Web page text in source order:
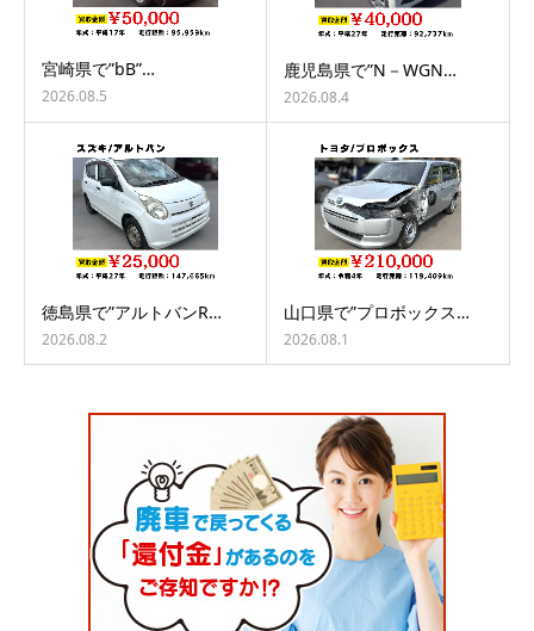
宮崎県で”bB”…
2026.08.5
鹿児島県で”N－WGN…
2026.08.4
徳島県で”アルトバンR…
2026.08.2
山口県で”プロボックス…
2026.08.1